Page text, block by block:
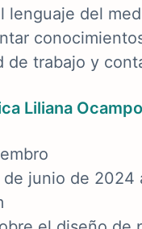
lenguaje del
de trabajo y
Liliana
de junio de 2024